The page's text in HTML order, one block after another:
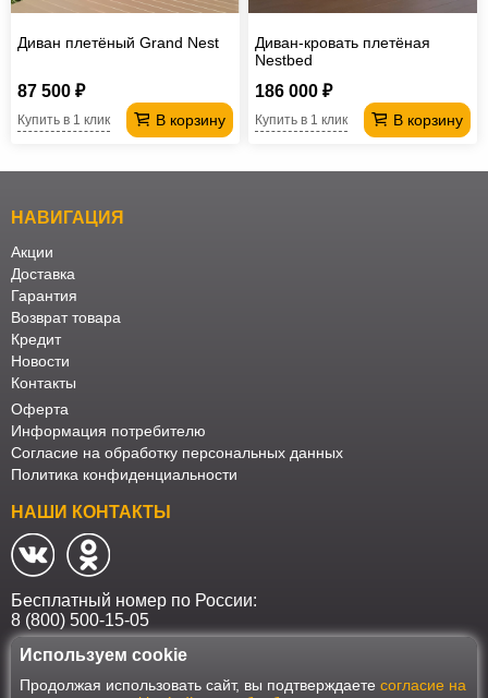
Диван плетёный Grand Nest
87 500 ₽
В корзину
Купить в 1 клик
Диван-кровать плетёная
Nestbed
186 000 ₽
В корзину
Купить в 1 клик
НАВИГАЦИЯ
Акции
Доставка
Гарантия
Возврат товара
Кредит
Новости
Контакты
Оферта
Информация потребителю
Согласие на обработку персональных данных
Политика конфиденциальности
НАШИ КОНТАКТЫ
Бесплатный номер по России:
8 (800) 500-15-05
Наш интернет-магазин работает в соответствии с требованиями
Федерального закона от 27 июля 2006 года №152-ФЗ "О персональных
Используем cookie
Продолжая использовать сайт, вы подтверждаете согласие на